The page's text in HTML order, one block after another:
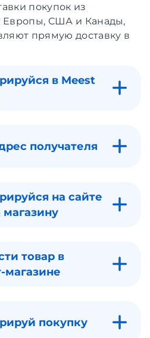
покупок из
Европы, США и Канады,
прямую доставку в
в Meest
получателя
на сайте
магазину
товар в
магазине
покупку